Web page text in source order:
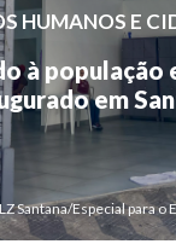
HUMANOS E
à população
em
Santana/Especial para o